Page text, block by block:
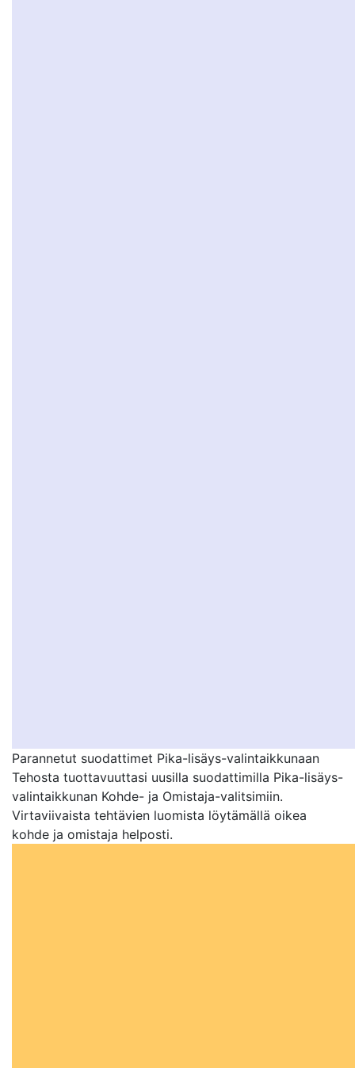
Parannetut suodattimet Pika-lisäys-valintaikkunaan
Tehosta tuottavuuttasi uusilla suodattimilla Pika-lisäys-
valintaikkunan Kohde- ja Omistaja-valitsimiin.
Virtaviivaista tehtävien luomista löytämällä oikea
kohde ja omistaja helposti.